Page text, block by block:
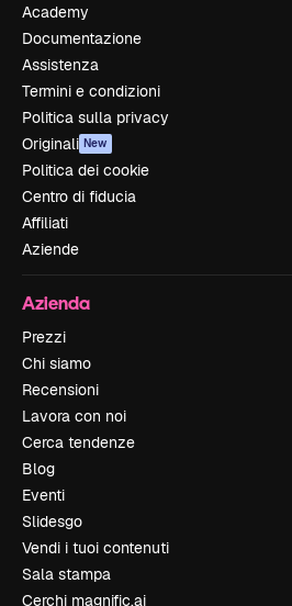
Academy
Documentazione
Assistenza
Termini e condizioni
Politica sulla privacy
Originali New
Politica dei cookie
Centro di fiducia
Affiliati
Aziende
Azienda
Prezzi
Chi siamo
Recensioni
Lavora con noi
Cerca tendenze
Blog
Eventi
Slidesgo
Vendi i tuoi contenuti
Sala stampa
Cerchi magnific.ai